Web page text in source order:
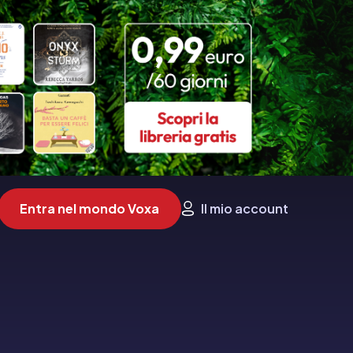
Entra nel mondo Voxa Il mio account